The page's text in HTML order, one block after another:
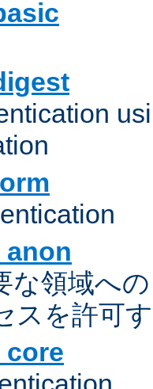
な領域へ
スを許可